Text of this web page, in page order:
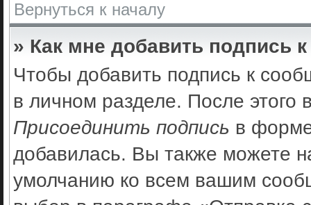
Вернуться к началу
» Как мне добавить подпись
Чтобы добавить подпись к
в личном разделе. После
Присоединить подпись в
добавилась. Вы также можете
умолчанию ко всем вашим